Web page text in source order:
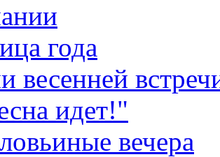
года
весенней
идет!"
вечера